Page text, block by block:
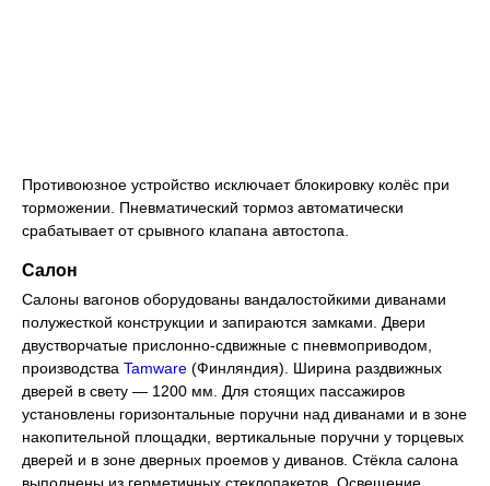
Противоюзное устройство исключает блокировку колёс при
торможении. Пневматический тормоз автоматически
срабатывает от срывного клапана автостопа.
Салон
Салоны вагонов оборудованы вандалостойкими диванами
полужесткой конструкции и запираются замками. Двери
двустворчатые прислонно-сдвижные с пневмоприводом,
производства Tamware (Финляндия). Ширина раздвижных
дверей в свету — 1200 мм. Для стоящих пассажиров
установлены горизонтальные поручни над диванами и в зоне
накопительной площадки, вертикальные поручни у торцевых
дверей и в зоне дверных проемов у диванов. Стёкла салона